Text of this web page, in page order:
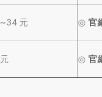
~34 元 ◎官
元 ◎官